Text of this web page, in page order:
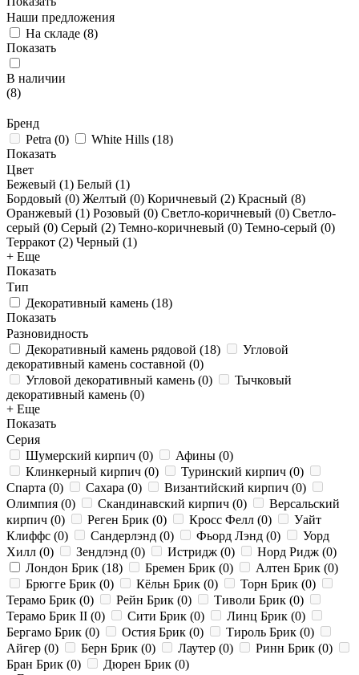
Наши предложения
На складе (8)
Показать
В наличии
(8)
Бренд
Petra (0) White Hills (18)
Показать
Цвет
Бежевый (1) Белый (1)
Бордовый (0) Желтый (0) Коричневый (2) Красный (8)
Оранжевый (1) Розовый (0) Светло-коричневый (0) Светло-
серый (0) Серый (2) Темно-коричневый (0) Темно-серый (0)
Терракот (2) Черный (1)
+ Еще
Показать
Тип
Декоративный камень (18)
Показать
Разновидность
Декоративный камень рядовой (18)
Угловой
декоративный камень составной (0)
Угловой декоративный камень (0)
Тычковый
декоративный камень (0)
+ Еще
Показать
Серия
Шумерский кирпич (0) Афины (0)
Клинкерный кирпич (0) Туринский кирпич (0)
Спарта (0) Сахара (0) Византийский кирпич (0)
Олимпия (0) Скандинавский кирпич (0)
Версальский
кирпич (0) Реген Брик (0) Кросс Фелл (0)
Уайт
Клиффс (0) Сандерлэнд (0) Фьорд Лэнд (0)
Уорд
Хилл (0) Зендлэнд (0) Истридж (0) Норд Ридж (0)
Лондон Брик (18) Бремен Брик (0) Алтен Брик (0)
Брюгге Брик (0) Кёльн Брик (0) Торн Брик (0)
Терамо Брик (0) Рейн Брик (0) Тиволи Брик (0)
Терамо Брик II (0) Сити Брик (0) Линц Брик (0)
Бергамо Брик (0) Остия Брик (0) Тироль Брик (0)
Айгер (0) Берн Брик (0) Лаутер (0) Ринн Брик (0)
Бран Брик (0) Дюрен Брик (0)